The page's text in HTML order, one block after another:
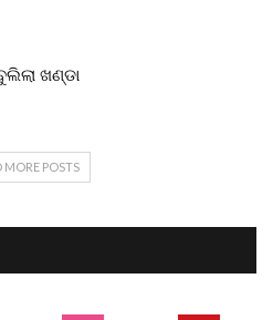
ଖଣ୍ଡା
MORE POSTS